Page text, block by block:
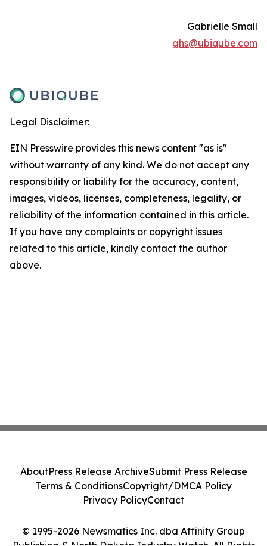
Gabrielle Small
ghs@ubiqube.com
Legal Disclaimer:
EIN Presswire provides this news content "as is"
without warranty of any kind. We do not accept any
responsibility or liability for the accuracy, content,
images, videos, licenses, completeness, legality, or
reliability of the information contained in this article.
If you have any complaints or copyright issues
related to this article, kindly contact the author
above.
© 1995-2026 Newsmatics Inc. dba Affinity Group
AboutPress Release ArchiveSubmit Press Release
Terms & ConditionsCopyright/DMCA Policy
Privacy PolicyContact